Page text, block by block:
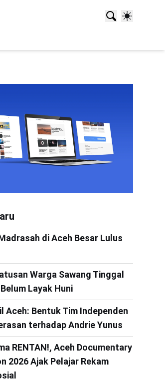
di Aceh Besar Lulus
Warga Sawang Tinggal
Layak Huni
Aceh: Bentuk Tim Independen
terhadap Andrie Yunus
RENTAN!, Aceh Documentary
2026 Ajak Pelajar Rekam